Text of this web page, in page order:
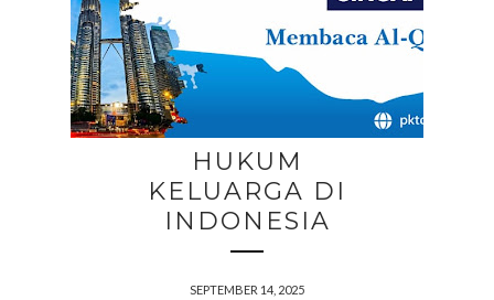
HUKUM
KELUARGA DI
INDONESIA
SEPTEMBER 14, 2025